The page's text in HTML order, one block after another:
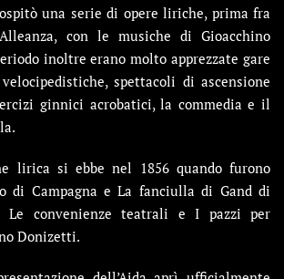
una serie di opere liriche, prima fra
con le musiche di Gioacchino
inoltre erano molto apprezzate gare
spettacoli di ascensione
ginnici acrobatici, la commedia e il
lirica si ebbe nel 1856 quando furono
di Campagna e La fanciulla di Gand di
Le convenienze teatrali e I pazzi per
Donizetti.